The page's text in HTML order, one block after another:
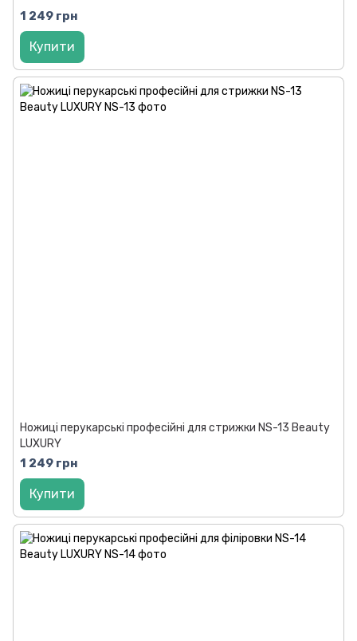
1 249 грн
Купити
Ножиці перукарські професійні для стрижки NS-13 Beauty
LUXURY
1 249 грн
Купити